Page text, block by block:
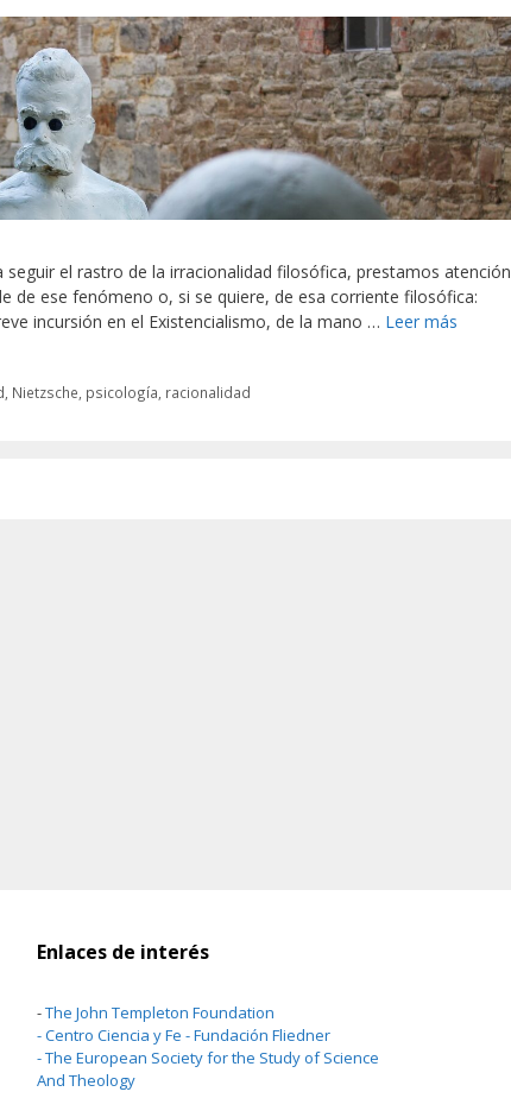
el rastro de la irracionalidad filosófica, prestamos atención
de ese fenómeno o, si se quiere, de esa corriente filosófica:
incursión en el Existencialismo, de la mano … Leer más
Nietzsche psicología racionalidad
Enlaces de interés
-The John Templeton Foundation
-Centro Ciencia y Fe - Fundación Fliedner
-The European Society for the Study of Science
And Theology